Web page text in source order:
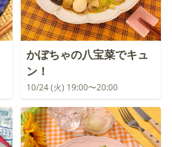
かぼちゃの八宝菜でキュ
ン！
10/24 (火) 19:00〜20:00